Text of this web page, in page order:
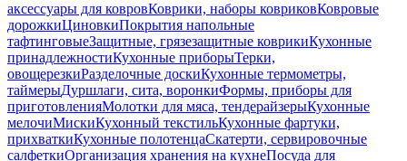
аксессуары для ковровКоврики, наборы ковриковКовровые
дорожкиЦиновкиПокрытия напольные
тафтинговыеЗащитные, грязезащитные коврикиКухонные
принадлежностиКухонные приборыТерки,
овощерезкиРазделочные доскиКухонные термометры,
таймерыДуршлаги, сита, воронкиФормы, приборы для
приготовленияМолотки для мяса, тендерайзерыКухонные
мелочиМискиКухонный текстильКухонные фартуки,
прихваткиКухонные полотенцаСкатерти, сервировочные
салфеткиОрганизация хранения на кухнеПосуда для